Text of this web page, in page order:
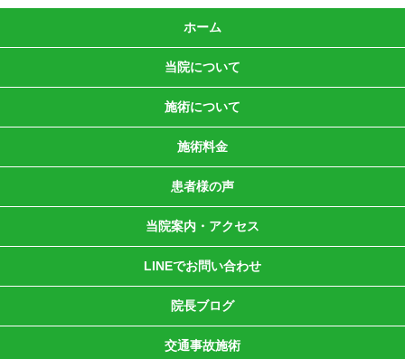
ホーム
当院について
施術について
施術料金
患者様の声
当院案内・アクセス
LINEでお問い合わせ
院長ブログ
交通事故施術